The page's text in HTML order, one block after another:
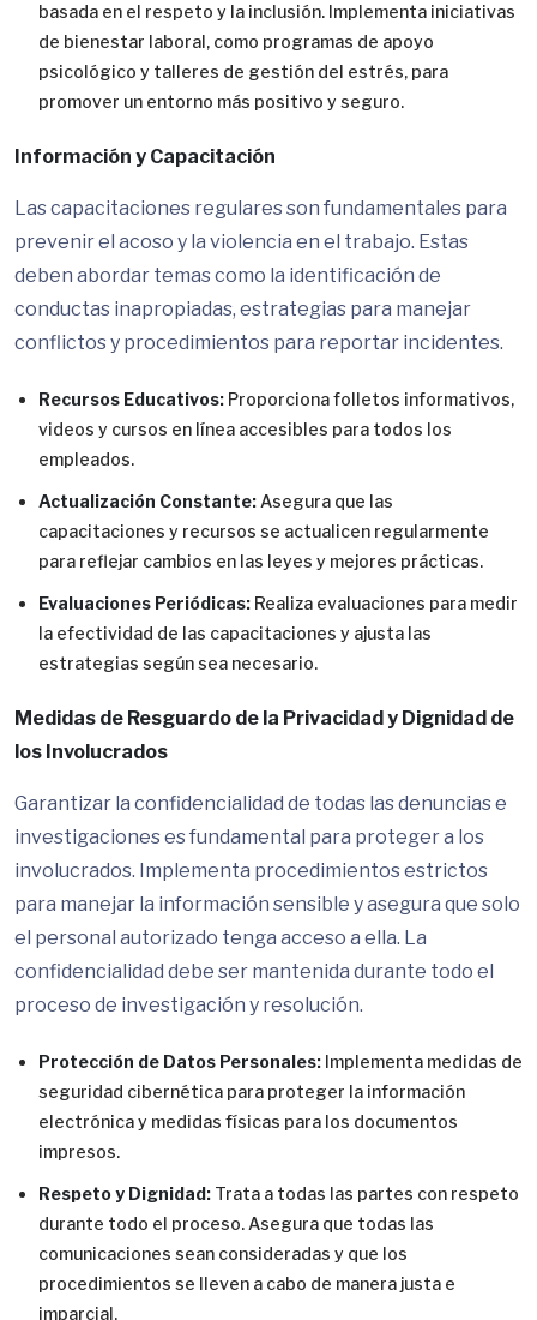
basada en el respeto y la inclusión. Implementa iniciativas
de bienestar laboral, como programas de apoyo
psicológico y talleres de gestión del estrés, para
promover un entorno más positivo y seguro.
Información y Capacitación
Las capacitaciones regulares son fundamentales para
prevenir el acoso y la violencia en el trabajo. Estas
deben abordar temas como la identificación de
conductas inapropiadas, estrategias para manejar
conflictos y procedimientos para reportar incidentes.
Recursos Educativos: Proporciona folletos informativos,
videos y cursos en línea accesibles para todos los
empleados.
Actualización Constante: Asegura que las
capacitaciones y recursos se actualicen regularmente
para reflejar cambios en las leyes y mejores prácticas.
Evaluaciones Periódicas: Realiza evaluaciones para medir
la efectividad de las capacitaciones y ajusta las
estrategias según sea necesario.
Medidas de Resguardo de la Privacidad y Dignidad de
los Involucrados
Garantizar la confidencialidad de todas las denuncias e
investigaciones es fundamental para proteger a los
involucrados. Implementa procedimientos estrictos
para manejar la información sensible y asegura que solo
el personal autorizado tenga acceso a ella. La
confidencialidad debe ser mantenida durante todo el
proceso de investigación y resolución.
Protección de Datos Personales: Implementa medidas de
seguridad cibernética para proteger la información
electrónica y medidas físicas para los documentos
impresos.
Respeto y Dignidad: Trata a todas las partes con respeto
durante todo el proceso. Asegura que todas las
comunicaciones sean consideradas y que los
procedimientos se lleven a cabo de manera justa e
imparcial.